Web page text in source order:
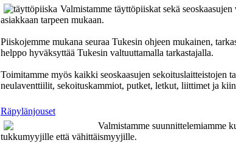
Valmistamme täyttöpiiskat sekä
asiakkaan tarpeen mukaan.
Piiskojemme mukana seuraa Tukesin ohjeen mukainen,
helppo hyväksyttää Tukesin valtuuttamalla tarkastajalla.
Toimitamme myös kaikki seoskaasujen sekoituslaitteistojen
neulaventtiilit, sekoituskammiot, putket, letkut, liittimet ja
Räpylänjouset
Valmistamme suunnittelemiamme
tukkumyyjille että vähittäismyyjille.